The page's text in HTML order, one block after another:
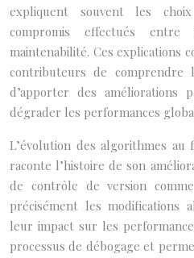
expliquent souvent les
compromis effectués
maintenabilité. Ces explications
contributeurs de comprendre
d’apporter des améliorations
dégrader les performances
L’évolution des algorithmes au
raconte l’histoire de son
de contrôle de version
précisément les modifications
leur impact sur les
processus de débogage et